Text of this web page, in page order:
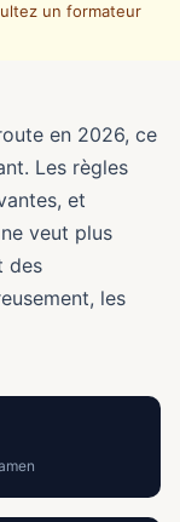
un formateur
en 2026, ce
Les règles
et
veut plus
des
les